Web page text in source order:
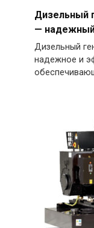
Дизельный
—
Дизельный
надежное и